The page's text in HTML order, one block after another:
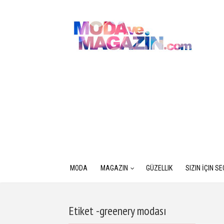
MODA MAGAZIN GÜZELLIK SIZIN İÇIN
Etiket -greenery modası